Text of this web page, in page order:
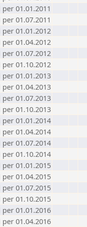
per 01.01.2011
per 01.07.2011
per 01.01.2012
per 01.04.2012
per 01.07.2012
per 01.10.2012
per 01.01.2013
per 01.04.2013
per 01.07.2013
per 01.10.2013
per 01.01.2014
per 01.04.2014
per 01.07.2014
per 01.10.2014
per 01.01.2015
per 01.04.2015
per 01.07.2015
per 01.10.2015
per 01.01.2016
per 01.04.2016